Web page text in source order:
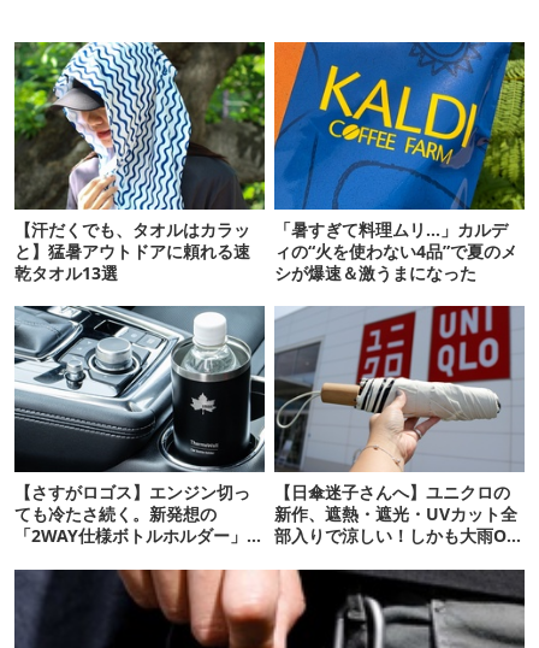
【汗だくでも、タオルはカラッ
と】猛暑アウトドアに頼れる速
乾タオル13選
「暑すぎて料理ムリ…」カルデ
ィの“火を使わない4品”で夏のメ
シが爆速＆激うまになった
【さすがロゴス】エンジン切っ
ても冷たさ続く。新発想の
「2WAY仕様ボトルホルダー」が
【日傘迷子さんへ】ユニクロの
新作、遮熱・遮光・UVカット全
部入りで涼しい！しかも大雨OK